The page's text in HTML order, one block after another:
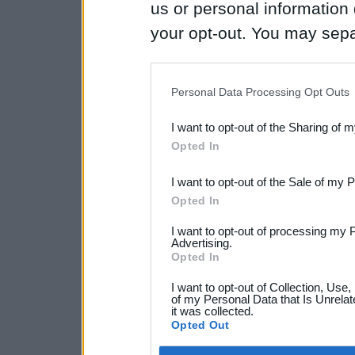
us or personal
your opt-out. You may
Downstream Participants
third parties.
Personal Data Processing Opt Outs
I want to opt-out of the Sharing of
Opted In
I want to opt-out of the Sale of my
Opted In
I want to opt-out of processing my
Advertising.
Opted In
I want to opt-out of Collection,
of my Personal Data that Is
it was collected.
Opted Out